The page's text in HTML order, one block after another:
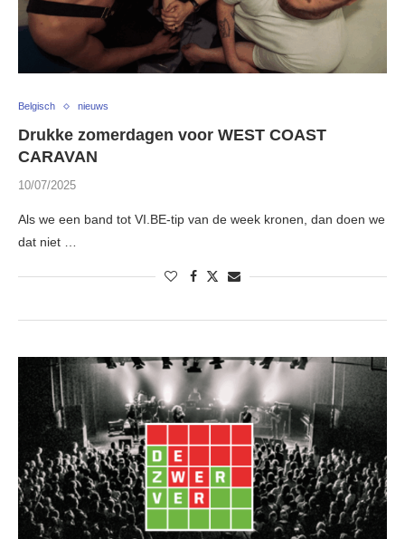
Belgisch nieuws
Drukke zomerdagen voor WEST COAST
CARAVAN
10/07/2025
Als we een band tot VI.BE-tip van de week kronen, dan doen we
dat niet …